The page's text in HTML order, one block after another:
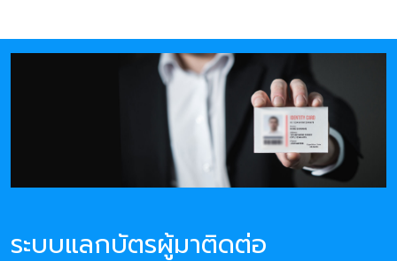
ระบบแลกบัตรผู้มาติดต่อ